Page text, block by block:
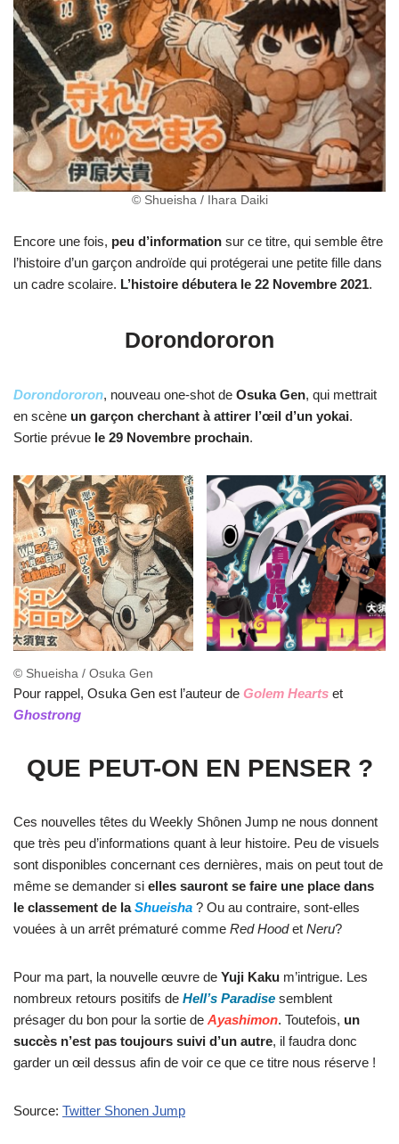
© Shueisha / Ihara Daiki
Encore une fois, peu d’information sur ce titre, qui semble être
l’histoire d’un garçon androïde qui protégerai une petite fille dans
un cadre scolaire. L’histoire débutera le 22 Novembre 2021.
Dorondororon
Dorondororon, nouveau one-shot de Osuka Gen, qui mettrait
en scène un garçon cherchant à attirer l’œil d’un yokai.
Sortie prévue le 29 Novembre prochain.
© Shueisha / Osuka Gen
Pour rappel, Osuka Gen est l’auteur de Golem Hearts et
Ghostrong
QUE PEUT-ON EN PENSER ?
Ces nouvelles têtes du Weekly Shônen Jump ne nous donnent
que très peu d’informations quant à leur histoire. Peu de visuels
sont disponibles concernant ces dernières, mais on peut tout de
même se demander si elles sauront se faire une place dans
le classement de laShueisha ? Ou au contraire, sont-elles
vouées à un arrêt prématuré comme Red Hoodet Neru?
Pour ma part, la nouvelle œuvre de Yuji Kaku m’intrigue. Les
nombreux retours positifs de Hell’s Paradise semblent
présager du bon pour la sortie de Ayashimon. Toutefois, un
succès n’est pas toujours suivi d’un autre, il faudra donc
garder un œil dessus afin de voir ce que ce titre nous réserve !
Source: Twitter Shonen Jump